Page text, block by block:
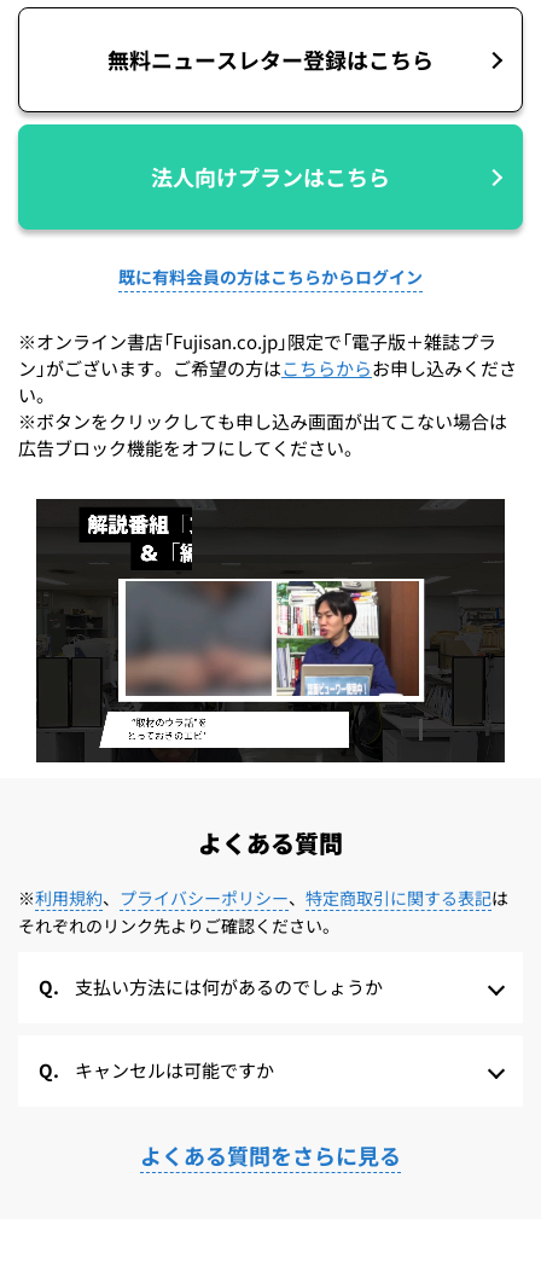
無料ニュースレター登録はこちら
法人向けプランはこちら
既に有料会員の方はこちらからログイン
※オンライン書店「Fujisan.co.jp」限定で「電子版＋雑誌プラ
ン」がございます。ご希望の方はこちらからお申し込みくださ
い。
※ボタンをクリックしても申し込み画面が出てこない場合は
広告ブロック機能をオフにしてください。
よくある質問
※利用規約、 プライバシーポリシー、 特定商取引に関する表記は
それぞれのリンク先よりご確認ください。
支払い方法には何があるのでしょうか
キャンセルは可能ですか
よくある質問をさらに見る